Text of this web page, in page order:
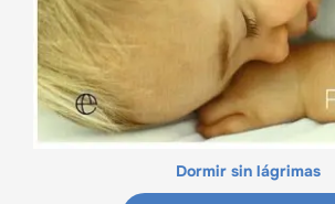
Dormir sin lágrimas